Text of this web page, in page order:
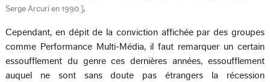
Serge Arcuri en 1990. ].
Cependant, en dépit de la conviction affichée par des groupes
comme Performance Multi-Média, il faut remarquer un certain
essoufflement du genre ces dernières années, essoufflement
auquel ne sont sans doute pas étrangers la récession